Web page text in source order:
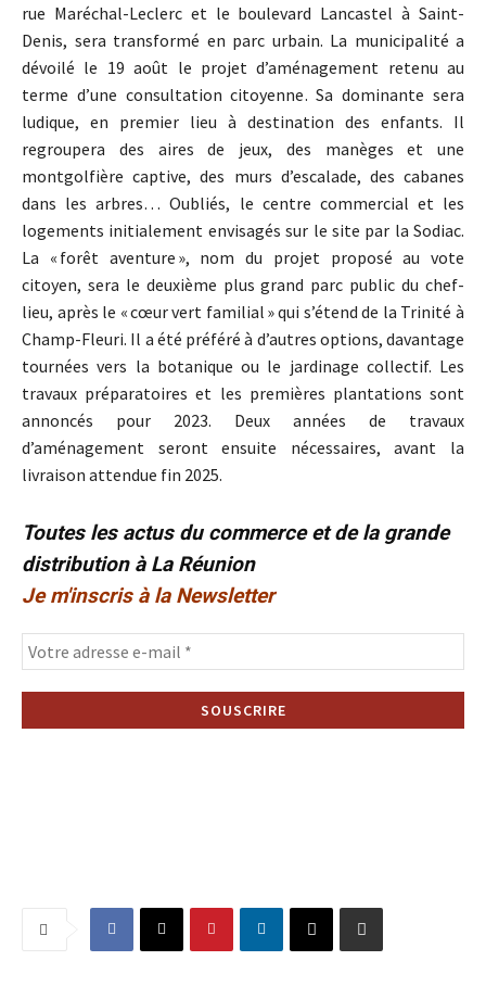
rue Maréchal-Leclerc et le boulevard Lancastel à Saint-
Denis, sera transformé en parc urbain. La municipalité a
dévoilé le 19 août le projet d’aménagement retenu au
terme d’une consultation citoyenne. Sa dominante sera
ludique, en premier lieu à destination des enfants. Il
regroupera des aires de jeux, des manèges et une
montgolfière captive, des murs d’escalade, des cabanes
dans les arbres… Oubliés, le centre commercial et les
logements initialement envisagés sur le site par la Sodiac.
La « forêt aventure », nom du projet proposé au vote
citoyen, sera le deuxième plus grand parc public du chef-
lieu, après le « cœur vert familial » qui s’étend de la Trinité à
Champ-Fleuri. Il a été préféré à d’autres options, davantage
tournées vers la botanique ou le jardinage collectif. Les
travaux préparatoires et les premières plantations sont
annoncés pour 2023. Deux années de travaux
d’aménagement seront ensuite nécessaires, avant la
livraison attendue fin 2025.
Toutes les actus du commerce et de la grande
distribution à La Réunion
Je m'inscris à la Newsletter